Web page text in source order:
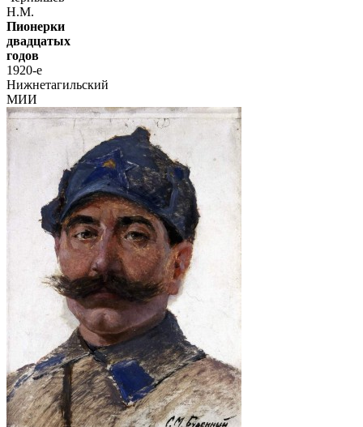
Н.М.
Пионерки
двадцатых
годов
1920-е
Нижнетагильский
МИИ